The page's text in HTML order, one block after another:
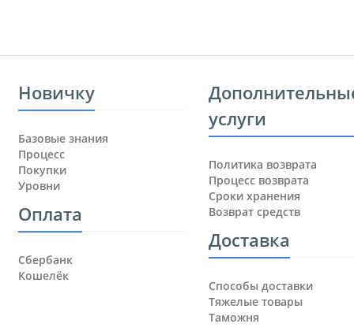
Новичку
Базовые знания
Процесс
Покупки
Уровни
Оплата
Сбербанк
Кошелёк
услуги
Политика возврата
Процесс возврата
Сроки хранения
Возврат средств
Доставка
Способы доставки
Тяжелые товары
Таможня